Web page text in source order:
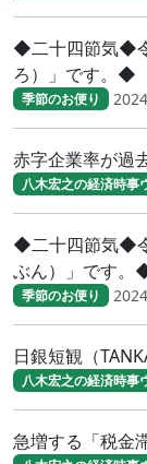
◆二十四節気◆
ろ）」です。◆
季節のお便り
赤字企業率が過
八木宏之の経済時事
◆二十四節気◆
ぶん）」です。
季節のお便り
日銀短観（
八木宏之の経済時事
急増する「税金